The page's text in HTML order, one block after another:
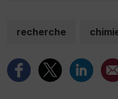
recherche